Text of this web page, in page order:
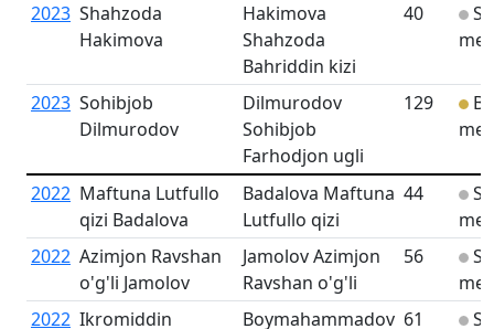
2023 Shahzoda
Hakimova
Hakimova
Shahzoda
Bahriddin kizi
40
2023 Sohibjob
Dilmurodov
Dilmurodov
Sohibjob
Farhodjon ugli
129
2022 Maftuna Lutfullo
qizi Badalova
Badalova Maftuna
Lutfullo qizi
44
2022 Azimjon Ravshan
o'g'li Jamolov
Jamolov Azimjon
Ravshan o'g'li
56
2022 Ikromiddin
Boymahammadov 61